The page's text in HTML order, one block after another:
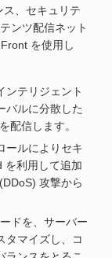
ス、セキュリテ
ンツ配信ネット
を使用し
ンテリジェント
バルに分散した
配信します。
ールによりセキ
を利用して追加
攻撃から
ドを、サーバー
タマイズし、コ